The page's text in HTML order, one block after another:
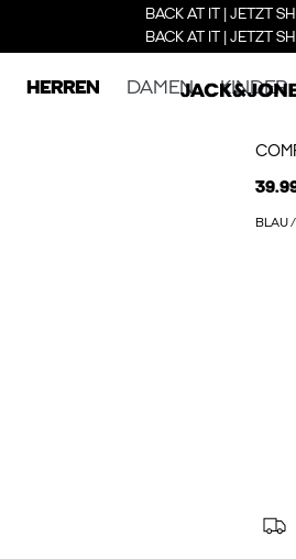
BACK AT IT | JETZT
BACK AT IT | JETZT
HERREN DAMEN KINDER
BLAU